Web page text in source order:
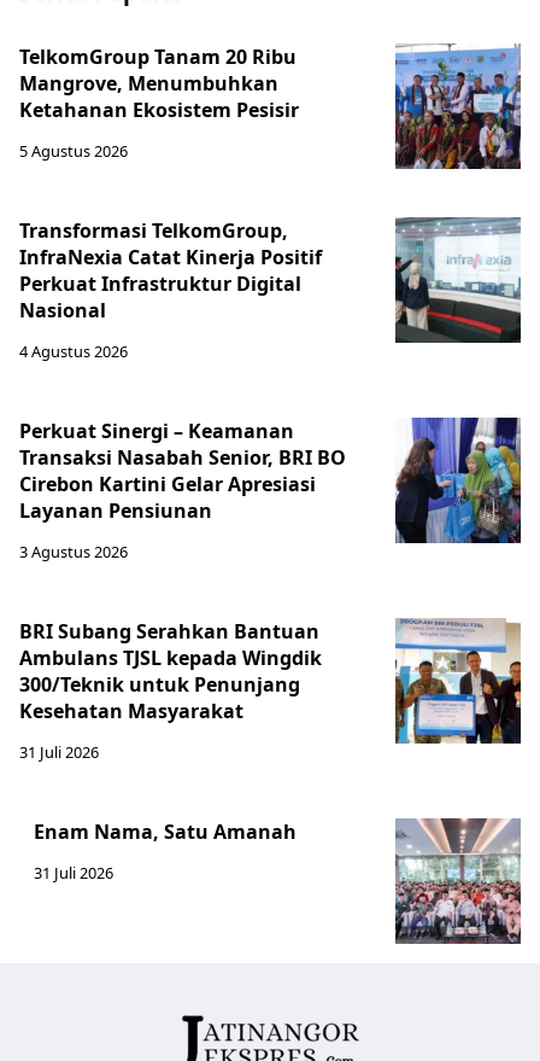
TelkomGroup Tanam 20 Ribu
Mangrove, Menumbuhkan
Ketahanan Ekosistem Pesisir
5 Agustus 2026
Transformasi TelkomGroup,
InfraNexia Catat Kinerja Positif
Perkuat Infrastruktur Digital
Nasional
4 Agustus 2026
Perkuat Sinergi – Keamanan
Transaksi Nasabah Senior, BRI BO
Cirebon Kartini Gelar Apresiasi
Layanan Pensiunan
3 Agustus 2026
BRI Subang Serahkan Bantuan
Ambulans TJSL kepada Wingdik
300/Teknik untuk Penunjang
Kesehatan Masyarakat ​
31 Juli 2026
Enam Nama, Satu Amanah
31 Juli 2026